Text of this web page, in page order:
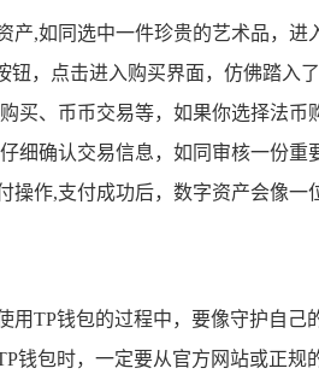
产,如同选中一件珍贵的艺术品，进
钮，点击进入购买界面，仿佛踏入
买、币币交易等，如果你选择法
细确认交易信息，如同审核一份重
操作,支付成功后，数字资产会像一
用TP钱包的过程中，要像守护自
钱包时，一定要从官方网站或正